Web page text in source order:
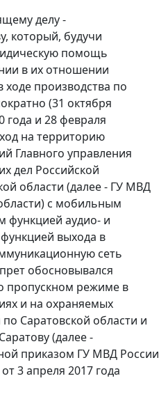
делу -
который, будучи
помощь
в их отношении
ходе производства по
(31 октября
года и 28 февраля
на территорию
Главного управления
дел Российской
области (далее - ГУ МВД
с мобильным
аудио- и
выхода в
сеть
обосновывался
пропускном режиме в
и на охраняемых
Саратовской области и
(далее -
приказом ГУ МВД России
3 апреля 2017 года